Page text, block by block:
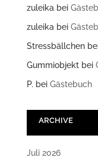
zuleikabei
zuleikabei
Stressbällchen
Gummiobjektbei
P. bei Gästebuch
ARCHIVE
Juli 2026